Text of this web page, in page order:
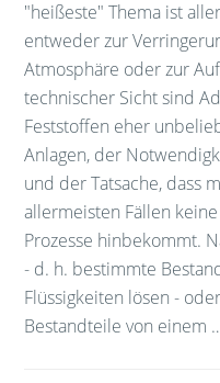
"heißeste" Thema ist
entweder zur
Atmosphäre oder zur
technischer Sicht sind
Feststoffen eher
Anlagen, der
und der Tatsache, dass
allermeisten Fällen
Prozesse hinbekommt.
- d. h. bestimmte
Flüssigkeiten lösen -
Bestandteile von einem